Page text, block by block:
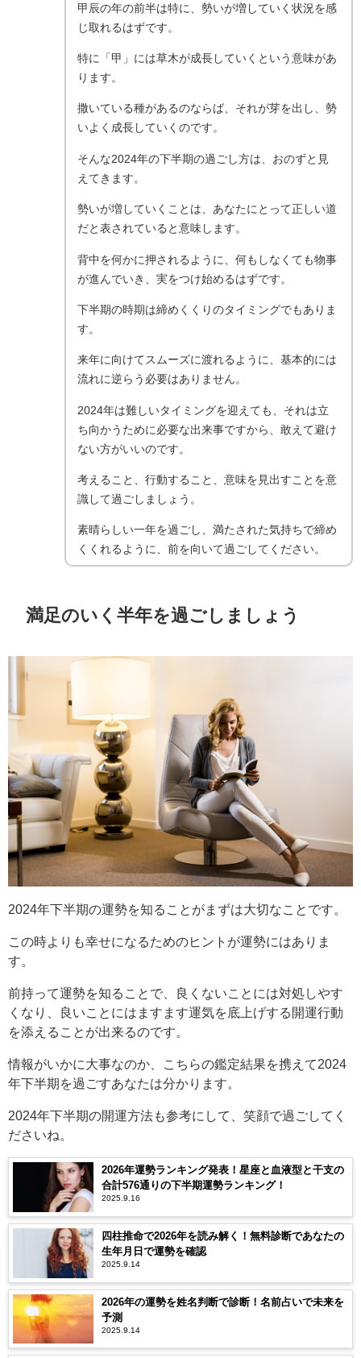
甲辰の年の前半は特に、勢いが増していく状況を感
じ取れるはずです。
特に「甲」には草木が成長していくという意味があ
ります。
撒いている種があるのならば、それが芽を出し、勢
いよく成長していくのです。
そんな2024年の下半期の過ごし方は、おのずと見
えてきます。
勢いが増していくことは、あなたにとって正しい道
だと表されていると意味します。
背中を何かに押されるように、何もしなくても物事
が進んでいき、実をつけ始めるはずです。
下半期の時期は締めくくりのタイミングでもありま
す。
来年に向けてスムーズに渡れるように、基本的には
流れに逆らう必要はありません。
2024年は難しいタイミングを迎えても、それは立
ち向かうために必要な出来事ですから、敢えて避け
ない方がいいのです。
考えること、行動すること、意味を見出すことを意
識して過ごしましょう。
素晴らしい一年を過ごし、満たされた気持ちで締め
くくれるように、前を向いて過ごしてください。
満足のいく半年を過ごしましょう
2024年下半期の運勢を知ることがまずは大切なことです。
この時よりも幸せになるためのヒントが運勢にはありま
す。
前持って運勢を知ることで、良くないことには対処しやす
くなり、良いことにはますます運気を底上げする開運行動
を添えることが出来るのです。
情報がいかに大事なのか、こちらの鑑定結果を携えて2024
年下半期を過ごすあなたは分かります。
2024年下半期の開運方法も参考にして、笑顔で過ごしてく
ださいね。
2026年運勢ランキング発表！星座と血液型と干支の
合計576通りの下半期運勢ランキング！
2025.9.16
四柱推命で2026年を読み解く！無料診断であなたの
生年月日で運勢を確認
2025.9.14
2026年の運勢を姓名判断で診断！名前占いで未来を
予測
2025.9.14